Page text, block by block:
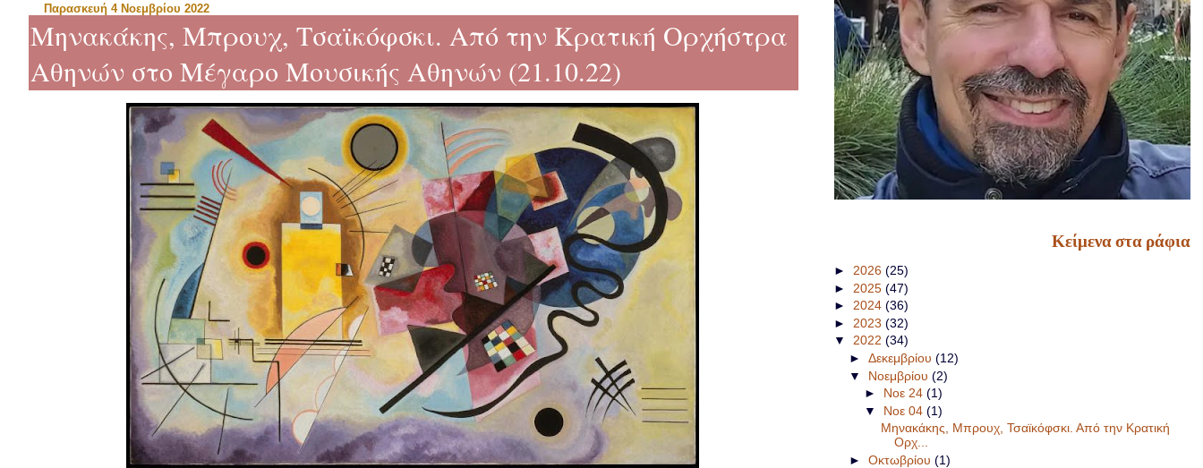
Παρασκευή 4 Νοεμβρίου 2022
Μηνακάκης, Μπρουχ, Τσαϊκόφσκι. Από την Κρατική Ορχήστρα
Αθηνών στο Μέγαρο Μουσικής Αθηνών (21.10.22)
Κείμενα στα ράφια
► 2026 (25)
► 2025 (47)
► 2024 (36)
► 2023 (32)
▼ 2022 (34)
► Δεκεμβρίου (12)
▼ Νοεμβρίου (2)
► Νοε 24(1)
▼ Νοε 04(1)
Μηνακάκης, Μπρουχ, Τσαϊκόφσκι. Από την Κρατική
Ορχ...
► Οκτωβρίου (1)